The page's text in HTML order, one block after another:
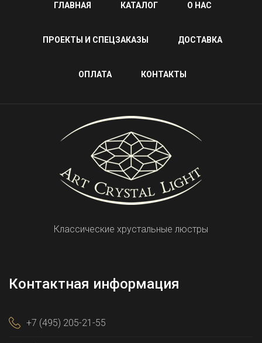
ГЛАВНАЯ КАТАЛОГ О НАС
ПРОЕКТЫ И СПЕЦЗАКАЗЫ ДОСТАВКА
ОПЛАТА КОНТАКТЫ
Классические хрустальные люстры
Контактная информация
+7 (495) 205-21-55